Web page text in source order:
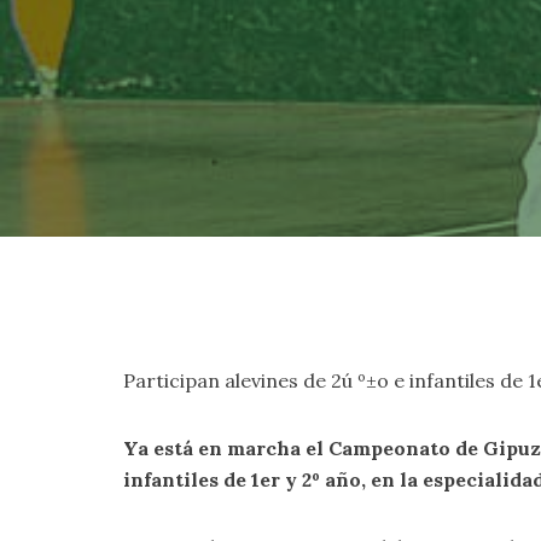
Participan alevines de 2ú º±o e infantiles de
Ya está en marcha el Campeonato de
infantiles de 1er y 2º año, en la